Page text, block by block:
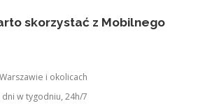
skorzystać z Mobilnego
i okolicach
w tygodniu, 24h/7